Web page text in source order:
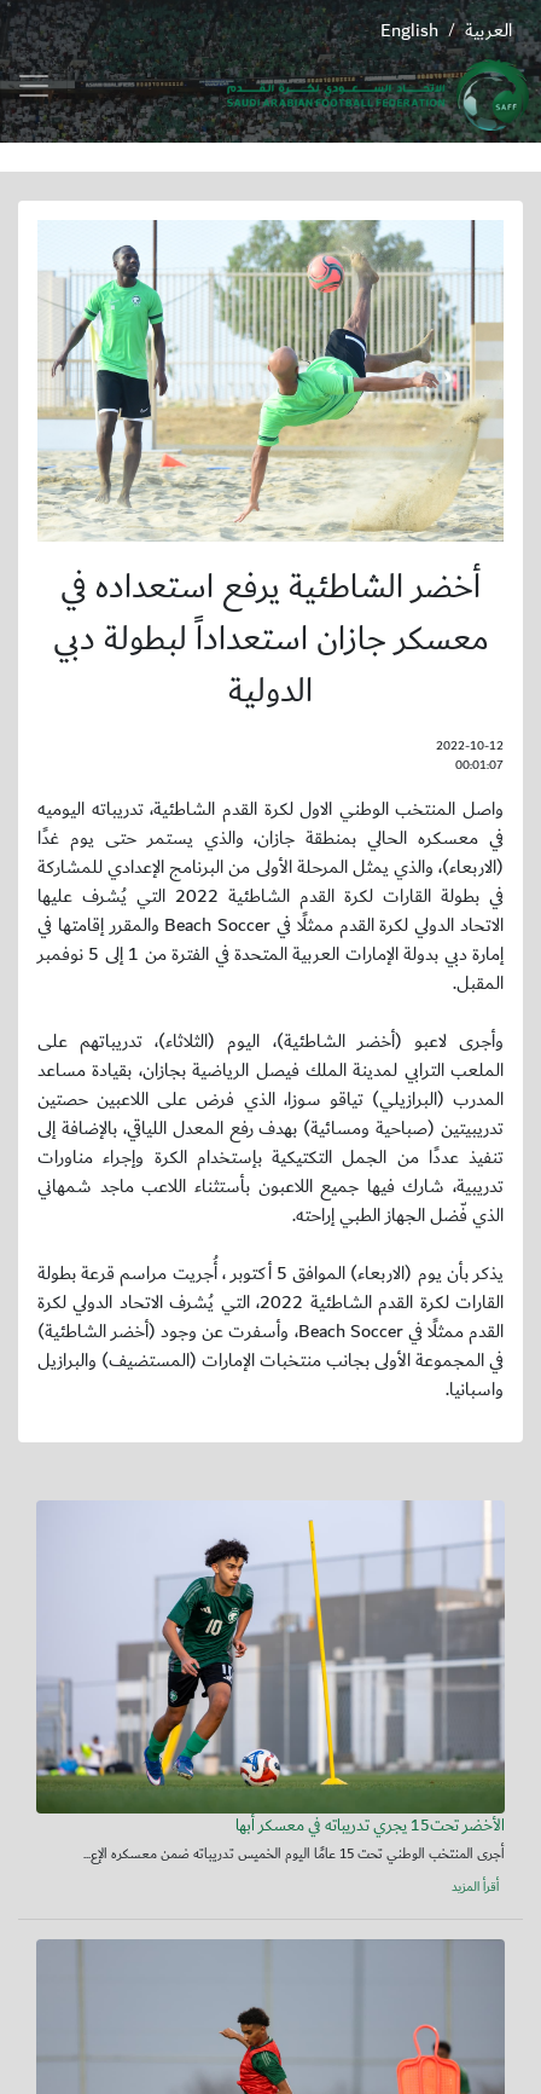
English / العربية
أخضر الشاطئية يرفع استعداده في
معسكر جازان استعداداً لبطولة دبي
الدولية
2022-10-12
00:01:07
واصل المنتخب الوطني الاول لكرة القدم الشاطئية، تدريباته اليوميه
في معسكره الحالي بمنطقة جازان، والذي يستمر حتى يوم غدًا
(الاربعاء)، والذي يمثل المرحلة الأولى من البرنامج الإعدادي للمشاركة
في بطولة القارات لكرة القدم الشاطئية 2022 التي يُشرف عليها
الاتحاد الدولي لكرة القدم ممثلًا في Beach Soccer والمقرر إقامتها في
إمارة دبي بدولة الإمارات العربية المتحدة في الفترة من 1 إلى 5 نوفمبر
المقبل.
وأجرى لاعبو (أخضر الشاطئية)، اليوم (الثلاثاء)، تدريباتهم على
الملعب الترابي لمدينة الملك فيصل الرياضية بجازان، بقيادة مساعد
المدرب (البرازيلي) تياقو سوزا، الذي فرض على اللاعبين حصتين
تدريبيتين (صباحية ومسائية) بهدف رفع المعدل اللياقي، بالإضافة إلى
تنفيذ عددًا من الجمل التكتيكية بإستخدام الكرة وإجراء مناورات
تدريبية، شارك فيها جميع اللاعبون بأستثناء اللاعب ماجد شمهاني
الذي فّضل الجهاز الطبي إراحته.
يذكر بأن يوم (الاربعاء) الموافق 5 أكتوبر ، أُجريت مراسم قرعة بطولة
القارات لكرة القدم الشاطئية 2022، التي يُشرف الاتحاد الدولي لكرة
القدم ممثلًا في Beach Soccer، وأسفرت عن وجود (أخضر الشاطئية)
في المجموعة الأولى بجانب منتخبات الإمارات (المستضيف) والبرازيل
واسبانيا.
الأخضر تحت15 يجري تدريباته في معسكر أبها
أجرى المنتخب الوطني تحت 15 عامًا اليوم الخميس تدريباته ضمن معسكره الإع...
أقرأ المزيد